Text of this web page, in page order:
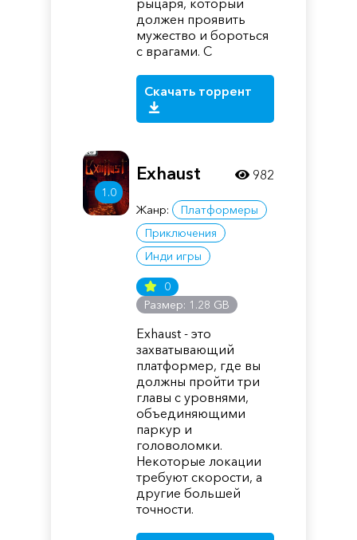
рыцаря, который
должен проявить
мужество и бороться
с врагами. С
Скачать торрент
1.0
Exhaust
Жанр:
Платформеры
Приключения
Инди игры
0
Размер: 1.28 GB
Exhaust - это
захватывающий
платформер, где вы
должны пройти три
главы с уровнями,
объединяющими
паркур и
головоломки.
Некоторые локации
требуют скорости, а
другие большей
точности.
982